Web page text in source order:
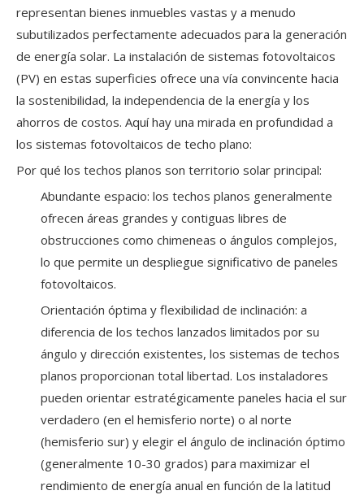
representan bienes inmuebles vastas y a menudo
subutilizados perfectamente adecuados para la generación
de energía solar. La instalación de sistemas fotovoltaicos
(PV) en estas superficies ofrece una vía convincente hacia
la sostenibilidad, la independencia de la energía y los
ahorros de costos. Aquí hay una mirada en profundidad a
los sistemas fotovoltaicos de techo plano:
Por qué los techos planos son territorio solar principal:
Abundante espacio: los techos planos generalmente
ofrecen áreas grandes y contiguas libres de
obstrucciones como chimeneas o ángulos complejos,
lo que permite un despliegue significativo de paneles
fotovoltaicos.
Orientación óptima y flexibilidad de inclinación: a
diferencia de los techos lanzados limitados por su
ángulo y dirección existentes, los sistemas de techos
planos proporcionan total libertad. Los instaladores
pueden orientar estratégicamente paneles hacia el sur
verdadero (en el hemisferio norte) o al norte
(hemisferio sur) y elegir el ángulo de inclinación óptimo
(generalmente 10-30 grados) para maximizar el
rendimiento de energía anual en función de la latitud